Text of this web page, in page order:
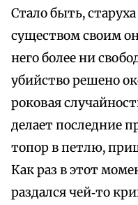
Стало быть,
существом своим
него более ни
убийство решено
роковая
делает последние
топор в петлю,
Как раз в этот
раздался чей‑то